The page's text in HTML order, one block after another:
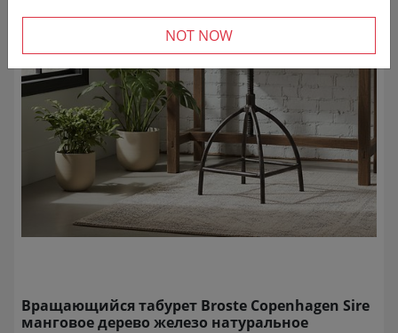
Вращающийся табурет Broste Copenhagen Sire
манговое дерево железо натуральное
NOT NOW